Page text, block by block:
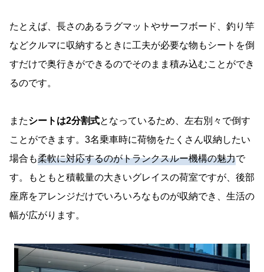
たとえば、長さのあるラグマットやサーフボード、釣り竿
などクルマに収納するときに工夫が必要な物もシートを倒
すだけで奥行きができるのでそのまま積み込むことができ
るのです。
またシートは2分割式となっているため、左右別々で倒す
ことができます。3名乗車時に荷物をたくさん収納したい
場合も柔軟に対応するのがトランクスルー機構の魅力で
す。もともと積載量の大きいグレイスの荷室ですが、後部
座席をアレンジだけでいろいろなものが収納でき、生活の
幅が広がります。